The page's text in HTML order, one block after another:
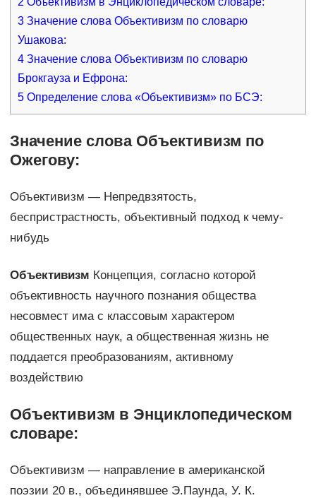
3Значение слова Объективизм по словарю
Ушакова:
4Значение слова Объективизм по словарю
Брокгауза и Ефрона:
5Определение слова «Объективизм» по БСЭ:
Значение слова Объективизм по
Ожегову:
Объективизм — Непредвзятость,
беспристрастность, объективный подход к чему-
нибудь
Объективизм Концепция, согласно которой
объективность научного познания общества
несовмест има с классовым характером
общественных наук, а общественная жизнь не
поддается преобразованиям, активному
воздействию
Объективизм в Энциклопедическом
словаре:
Объективизм — направление в американской
поэзии 20 в., объединявшее Э.Паунда, У. К.